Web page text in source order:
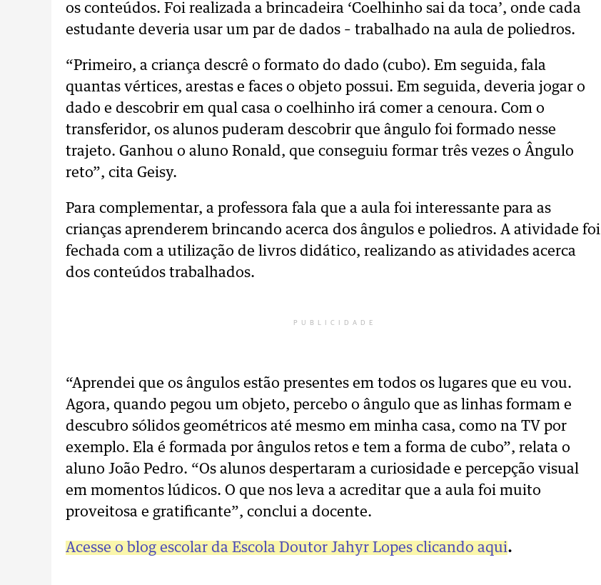
os conteúdos. Foi realizada a brincadeira ‘Coelhinho sai da toca’, onde cada
estudante deveria usar um par de dados – trabalhado na aula de poliedros.
“Primeiro, a criança descrê o formato do dado (cubo). Em seguida, fala
quantas vértices, arestas e faces o objeto possui. Em seguida, deveria jogar o
dado e descobrir em qual casa o coelhinho irá comer a cenoura. Com o
transferidor, os alunos puderam descobrir que ângulo foi formado nesse
trajeto. Ganhou o aluno Ronald, que conseguiu formar três vezes o Ângulo
reto”, cita Geisy.
Para complementar, a professora fala que a aula foi interessante para as
crianças aprenderem brincando acerca dos ângulos e poliedros. A atividade foi
fechada com a utilização de livros didático, realizando as atividades acerca
dos conteúdos trabalhados.
PUBLICIDADE
“Aprendei que os ângulos estão presentes em todos os lugares que eu vou.
Agora, quando pegou um objeto, percebo o ângulo que as linhas formam e
descubro sólidos geométricos até mesmo em minha casa, como na TV por
exemplo. Ela é formada por ângulos retos e tem a forma de cubo”, relata o
aluno João Pedro. “Os alunos despertaram a curiosidade e percepção visual
em momentos lúdicos. O que nos leva a acreditar que a aula foi muito
proveitosa e gratificante”, conclui a docente.
Acesse o blog escolar da Escola Doutor Jahyr Lopes clicando aqui.